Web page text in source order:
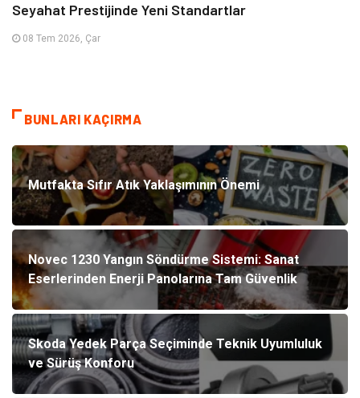
Seyahat Prestijinde Yeni Standartlar
08 Tem 2026, Çar
BUNLARI KAÇIRMA
Mutfakta Sıfır Atık Yaklaşımının Önemi
Novec 1230 Yangın Söndürme Sistemi: Sanat
Eserlerinden Enerji Panolarına Tam Güvenlik
Skoda Yedek Parça Seçiminde Teknik Uyumluluk
ve Sürüş Konforu